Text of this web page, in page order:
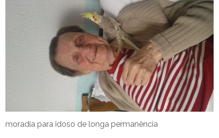
moradia para idoso de longa permanência